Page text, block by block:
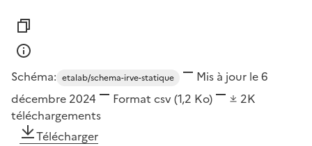
Schéma: etalab/schema-irve-statique
Mis à jour le 6
décembre 2024
Format csv(1,2 Ko)
2K
téléchargements
Télécharger